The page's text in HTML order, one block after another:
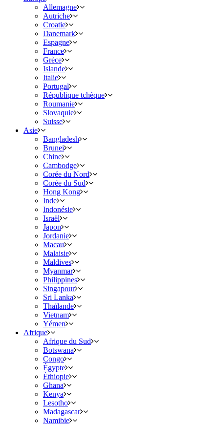
Allemagne
Autriche
Croatie
Danemark
Espagne
France
Grèce
Islande
Italie
Portugal
République tchèque
Roumanie
Slovaquie
Suisse
Asie
Bangladesh
Brunei
Chine
Cambodge
Corée du Nord
Corée du Sud
Hong Kong
Inde
Indonésie
Israël
Japon
Jordanie
Macau
Malaisie
Maldives
Myanmar
Philippines
Singapour
Sri Lanka
Thaïlande
Vietnam
Yémen
Afrique
Afrique du Sud
Botswana
Congo
Égypte
Éthiopie
Ghana
Kenya
Lesotho
Madagascar
Namibie